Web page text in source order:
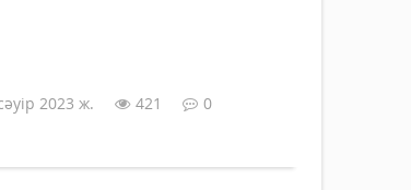
2023 ж. 421
0